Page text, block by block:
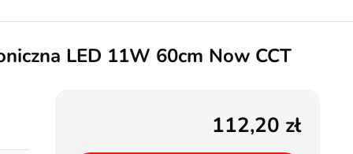
LED 11W 60cm Now CCT
112,20